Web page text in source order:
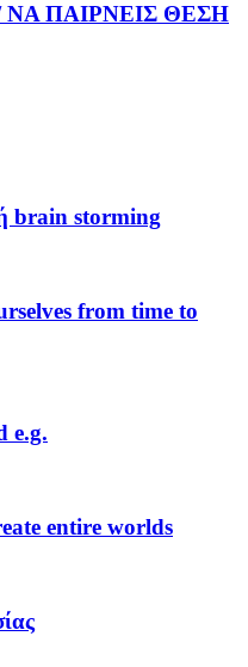
/ ΝΑ ΠΑΙΡΝΕΙΣ ΘΕΣΗ
storming
from time to
e.g.
entire worlds